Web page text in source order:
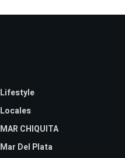
Lifestyle
Locales
MAR CHIQUITA
Mar Del Plata